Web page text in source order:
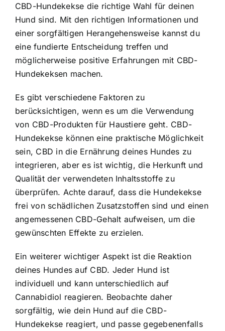
CBD-Hundekekse die richtige Wahl für deinen
Hund sind. Mit den richtigen Informationen und
einer sorgfältigen Herangehensweise kannst du
eine fundierte Entscheidung treffen und
möglicherweise positive Erfahrungen mit CBD-
Hundekeksen machen.
Es gibt verschiedene Faktoren zu
berücksichtigen, wenn es um die Verwendung
von CBD-Produkten für Haustiere geht. CBD-
Hundekekse können eine praktische Möglichkeit
sein, CBD in die Ernährung deines Hundes zu
integrieren, aber es ist wichtig, die Herkunft und
Qualität der verwendeten Inhaltsstoffe zu
überprüfen. Achte darauf, dass die Hundekekse
frei von schädlichen Zusatzstoffen sind und einen
angemessenen CBD-Gehalt aufweisen, um die
gewünschten Effekte zu erzielen.
Ein weiterer wichtiger Aspekt ist die Reaktion
deines Hundes auf CBD. Jeder Hund ist
individuell und kann unterschiedlich auf
Cannabidiol reagieren. Beobachte daher
sorgfältig, wie dein Hund auf die CBD-
Hundekekse reagiert, und passe gegebenenfalls